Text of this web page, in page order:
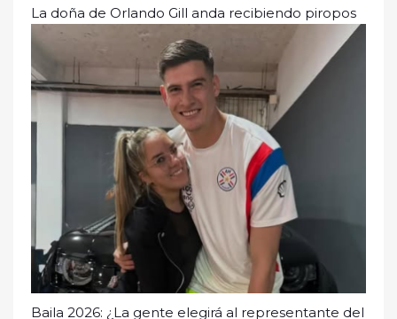
La doña de Orlando Gill anda recibiendo piropos
Baila 2026: ¿La gente elegirá al representante del